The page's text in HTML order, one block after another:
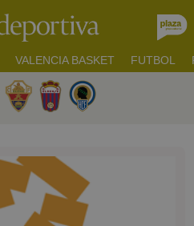
VALENCIA BASKET FUTBOL